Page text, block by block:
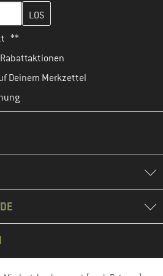
ein und erstelle im nächsten
**
Deinem Merkzettel